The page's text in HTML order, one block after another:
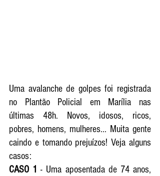
Uma avalanche de golpes foi registrada
no Plantão Policial em Marília nas
últimas 48h. Novos, idosos, ricos,
pobres, homens, mulheres... Muita gente
caindo e tomando prejuízos! Veja alguns
casos:
CASO 1 - Uma aposentada de 74 anos,